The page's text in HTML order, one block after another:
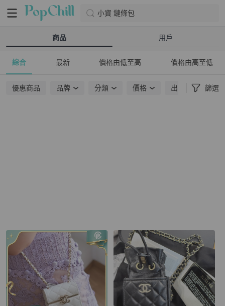
小資 鏈條包
商品 用戶
綜合 最新 價格由低至高 價格由高至低
優惠商品 品牌 分類 價格 出貨地點 篩選